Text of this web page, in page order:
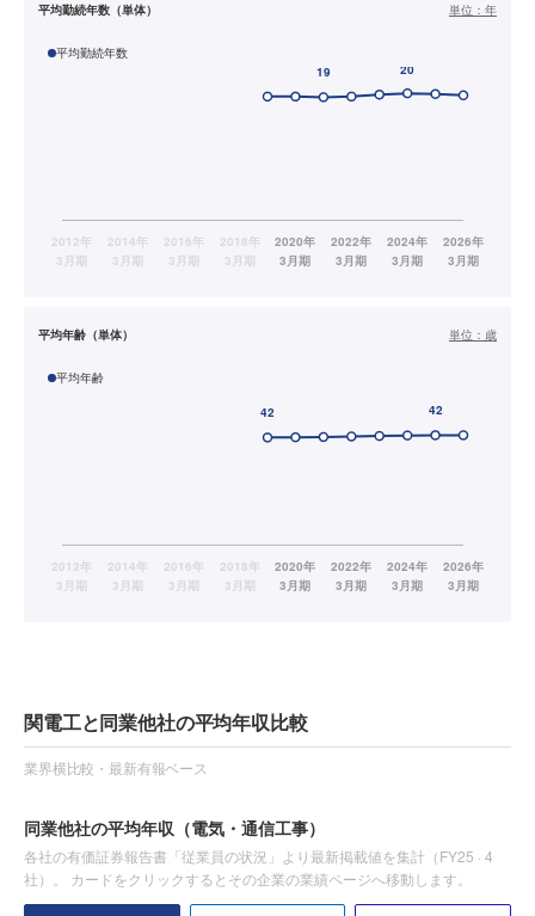
平均勤続年数（単体） 単位： 年
平均勤続年数
平均年齢（単体） 単位： 歳
平均年齢
関電工と同業他社の平均年収比較
業界横比較・最新有報ベース
同業他社の平均年収 （電気・通信工事）
各社の有価証券報告書「従業員の状況」より最新掲載値を集計（FY25 · 4
社）。 カードをクリックするとその企業の業績ページへ移動します。